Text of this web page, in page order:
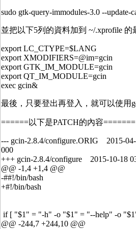
sudo gtk-query-immodules-3.0 --update-
並把以下5列的資料加到 ~/.xprofile 的
export LC_CTYPE=$LANG
export XMODIFIERS=@im=gcin
export GTK_IM_MODULE=gcin
export QT_IM_MODULE=gcin
exec gcin&
最後，只要登出再登入，就可以使用
======以下是PATCH的內容=======
--- gcin-2.8.4/configure.ORIG 2015-04-
000
+++ gcin-2.8.4/configure 2015-10-18
@@ -1,4 +1,4 @@
-##!/bin/bash
+#!/bin/bash
if [ "$1" = "-h" -o "$1" = "--help" -o
@@ -244,7 +244,10 @@